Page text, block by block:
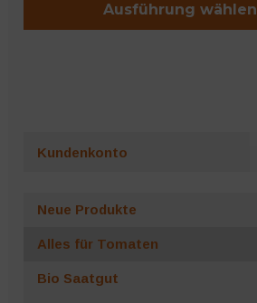
Ausführung wählen
auf.
auf
Kundenkonto
Neue Produkte
Alles für Tomaten
Bio Saatgut